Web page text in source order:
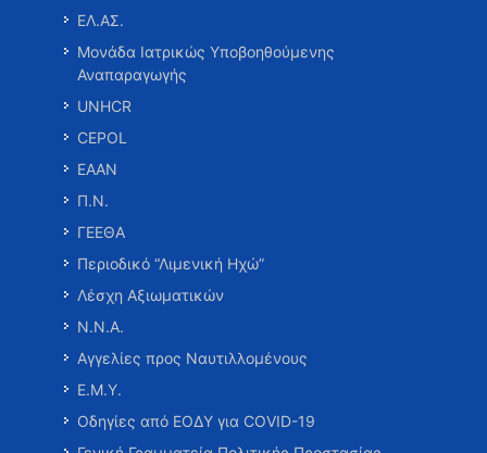
ΕΛ.ΑΣ.
Μονάδα Ιατρικώς Υποβοηθούμενης
Αναπαραγωγής
UNHCR
CEPOL
ΕΑΑΝ
Π.Ν.
ΓΕΕΘΑ
Περιοδικό “Λιμενική Ηχώ”
Λέσχη Αξιωματικών
Ν.Ν.Α.
Αγγελίες προς Ναυτιλλομένους
Ε.Μ.Υ.
Οδηγίες από ΕΟΔΥ για COVID-19